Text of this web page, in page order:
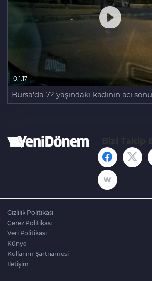
0:1:17
Bursa'da 72 yaşındaki kadının acı sonu
Gizlilik Politikası
Çerez Politikası
Veri Politikası
Künye
Kullanım Şartnamesi
İletişim